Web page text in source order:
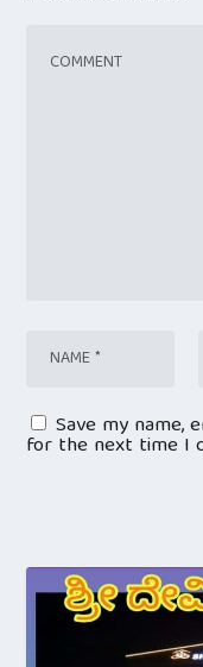
Save my name,
for the next time I